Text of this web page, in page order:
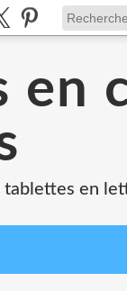
en
tablettes en